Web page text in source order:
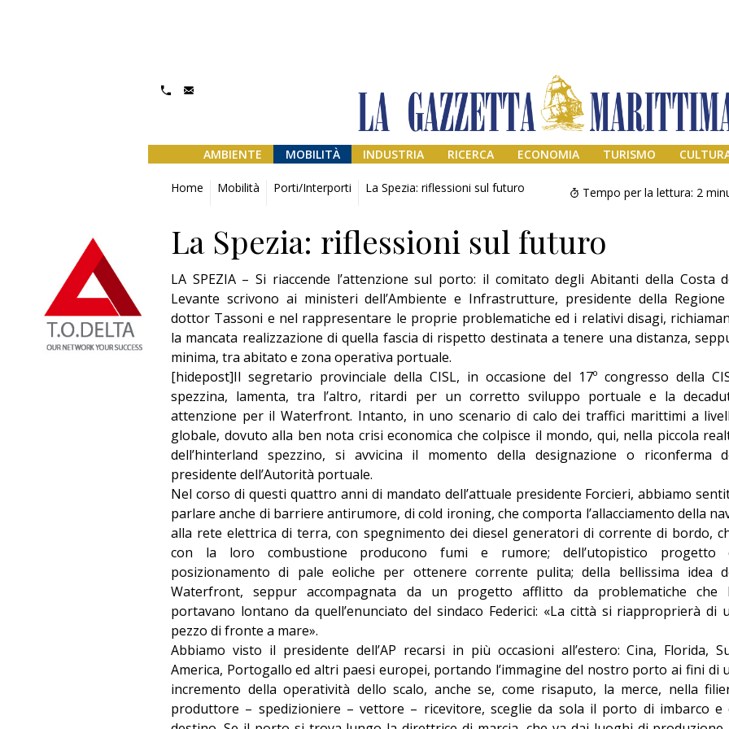
AMBIENTE MOBILITÀ INDUSTRIA RICERCA ECONOMIA TURISMO
Home Mobilità Porti/Interporti La Spezia: riflessioni sul futuro Tempo per la lettura: 2
La Spezia: riflessioni sul futuro
LA SPEZIA – Si riaccende l’attenzione sul porto: il comitato degli Abitanti della Costa
Levante scrivono ai ministeri dell’Ambiente e Infrastrutture, presidente della Regione
dottor Tassoni e nel rappresentare le proprie problematiche ed i relativi disagi,
la mancata realizzazione di quella fascia di rispetto destinata a tenere una distanza,
minima, tra abitato e zona operativa portuale.
[hidepost]Il segretario provinciale della CISL, in occasione del 17º congresso della
spezzina, lamenta, tra l’altro, ritardi per un corretto sviluppo portuale e la
attenzione per il Waterfront. Intanto, in uno scenario di calo dei traffici marittimi a
globale, dovuto alla ben nota crisi economica che colpisce il mondo, qui, nella piccola
dell’hinterland spezzino, si avvicina il momento della designazione o riconferma
presidente dell’Autorità portuale.
Nel corso di questi quattro anni di mandato dell’attuale presidente Forcieri, abbiamo
parlare anche di barriere antirumore, di cold ironing, che comporta l’allacciamento della
alla rete elettrica di terra, con spegnimento dei diesel generatori di corrente di bordo,
con la loro combustione producono fumi e rumore; dell’utopistico progetto
posizionamento di pale eoliche per ottenere corrente pulita; della bellissima idea
Waterfront, seppur accompagnata da un progetto afflitto da problematiche che
portavano lontano da quell’enunciato del sindaco Federici: «La città si riapproprierà di
pezzo di fronte a mare».
Abbiamo visto il presidente dell’AP recarsi in più occasioni all’estero: Cina, Florida,
America, Portogallo ed altri paesi europei, portando l’immagine del nostro porto ai fini di
incremento della operatività dello scalo, anche se, come risaputo, la merce, nella
produttore – spedizioniere – vettore – ricevitore, sceglie da sola il porto di imbarco e
Addio amico
Editoriale